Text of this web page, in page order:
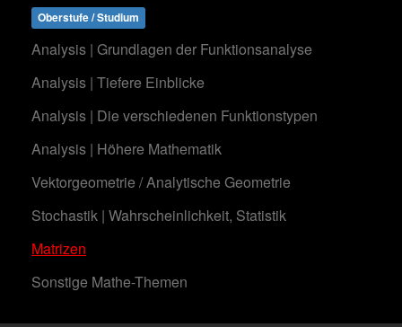
Oberstufe / Studium
Analysis | Grundlagen der Funktionsanalyse
Analysis | Tiefere Einblicke
Analysis | Die verschiedenen Funktionstypen
Analysis | Höhere Mathematik
Vektorgeometrie / Analytische Geometrie
Stochastik | Wahrscheinlichkeit, Statistik
Matrizen
Sonstige Mathe-Themen